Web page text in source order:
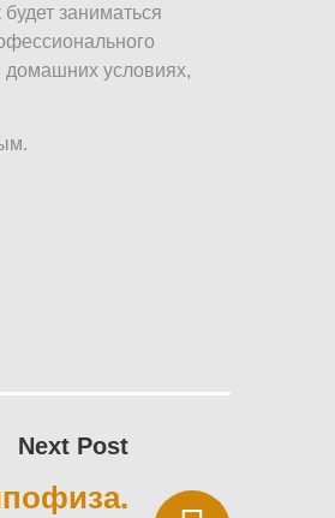
заниматься
домашних условиях,
Next Post